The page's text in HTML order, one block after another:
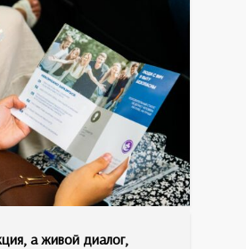
а живой диалог,